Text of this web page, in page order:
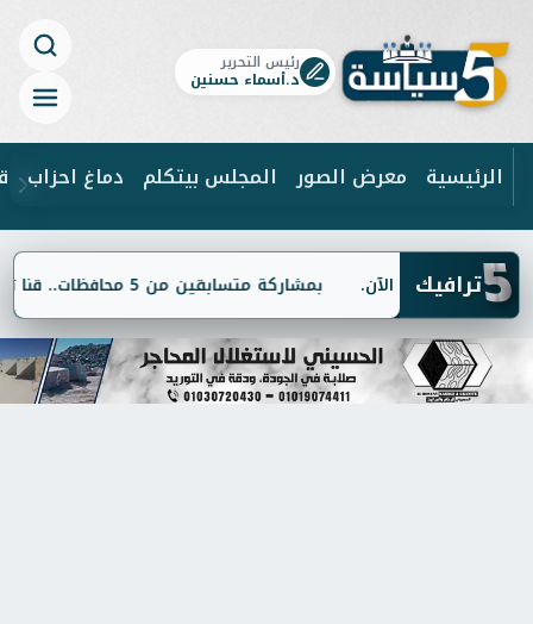
رئيس التحرير
د.أسماء حسنين
الرئيسية معرض الصور المجلس بيتكلم دماغ احزاب
ابحث 5ترافيك بمشاركة متسابقين من 5 محافظات.. قنا تستضيف تصفيات الموسم الثاني من مسابقة "دولة التلاوة"